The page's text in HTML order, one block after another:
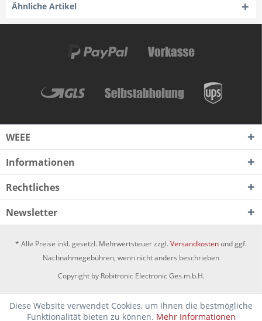
Ähnliche Artikel
WEEE
Informationen
Rechtliches
Newsletter
* Alle Preise inkl. gesetzl. Mehrwertsteuer zzgl.Versandkosten und ggf.
Nachnahmegebühren, wenn nicht anders beschrieben
Copyright by Robitronic Electronic Ges.m.b.H.
Diese Website verwendet Cookies, um Ihnen die bestmögliche
Funktionalität bieten zu können. Mehr Informationen